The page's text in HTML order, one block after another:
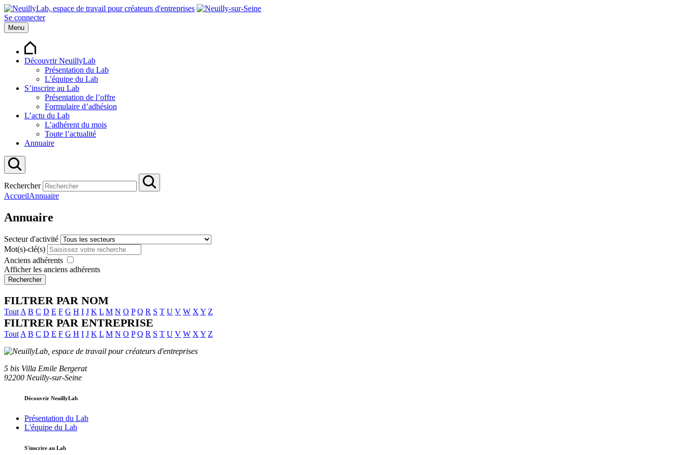
Se connecter
Menu
Découvrir NeuillyLab
Présentation du Lab
L’équipe du Lab
S’inscrire au Lab
Présentation de l’offre
Formulaire d’adhésion
L’actu du Lab
L’adhérent du mois
Toute l’actualité
Annuaire
Rechercher
AccueilAnnuaire
Annuaire
Secteur d'activité
Mot(s)-clé(s)
Anciens adhérents
Afficher les anciens adhérents
Rechercher
FILTRER PAR NOM
Tout A B C D E F G H I J K L M N O P Q R S T U V W X Y Z
FILTRER PAR ENTREPRISE
Tout A B C D E F G H I J K L M N O P Q R S T U V W X Y Z
5 bis Villa Emile Bergerat
92200 Neuilly-sur-Seine
Découvrir NeuillyLab
Présentation du Lab
L'équipe du Lab
S'inscrire au Lab